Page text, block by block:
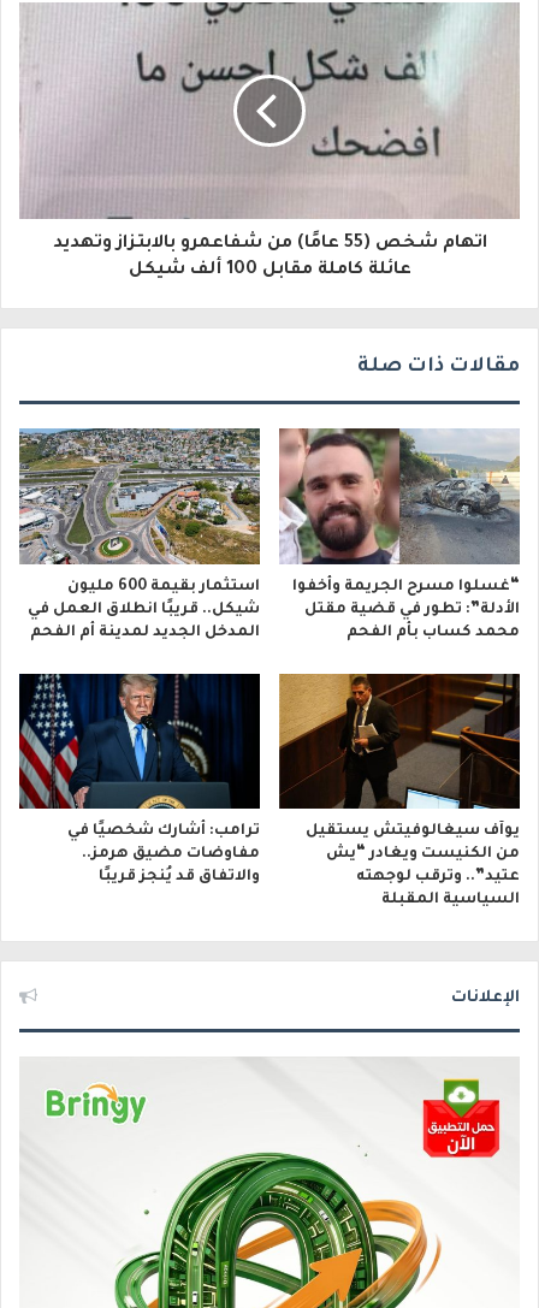
اتهام شخص (55 عامًا) من شفاعمرو بالابتزاز وتهديد
عائلة كاملة مقابل 100 ألف شيكل
مقالات ذات صلة
“غسلوا مسرح الجريمة وأخفوا
الأدلة”: تطور في قضية مقتل
محمد كساب بأم الفحم
استثمار بقيمة 600 مليون
شيكل.. قريبًا انطلاق العمل في
المدخل الجديد لمدينة أم الفحم
يوآف سيغالوفيتش يستقيل
من الكنيست ويغادر “يش
عتيد”.. وترقب لوجهته
السياسية المقبلة
ترامب: أشارك شخصيًا في
مفاوضات مضيق هرمز..
والاتفاق قد يُنجز قريبًا
الإعلانات